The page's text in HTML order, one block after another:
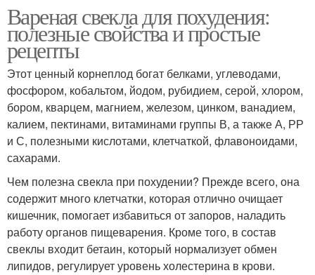
Вареная свекла для похудения:
полезные свойства и простые
рецепты
Этот ценный корнеплод богат белками, углеводами,
фосфором, кобальтом, йодом, рубидием, серой, хлором,
бором, кварцем, магнием, железом, цинком, ванадием,
калием, пектинами, витаминами группы В, а также А, РР
и С, полезными кислотами, клетчаткой, флавоноидами,
сахарами.
Чем полезна свекла при похудении? Прежде всего, она
содержит много клетчатки, которая отлично очищает
кишечник, помогает избавиться от запоров, наладить
работу органов пищеварения. Кроме того, в состав
свеклы входит бетаин, который нормализует обмен
липидов, регулирует уровень холестерина в крови.